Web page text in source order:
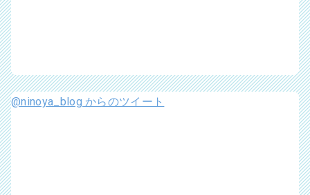
@ninoya_blog からのツイート